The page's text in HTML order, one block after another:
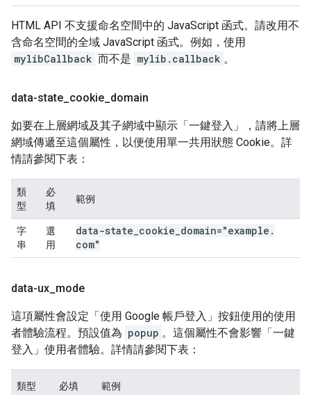
HTML API 不支援命名空間中的 JavaScript 函式。請改用不
含命名空間的全域 JavaScript 函式。例如，使用
mylibCallback 而不是 mylib.callback 。
data-state cookie domain
如要在上層網域及其子網域中顯示「一鍵登入」，請將上層
網域傳遞至這個屬性，以便使用單一共用狀態 Cookie。詳
情請參閱下表：
類
型
必
填
範例
字
串
選
用
data-state cookie domain="example .
com"
data-ux mode
這項屬性會設定「使用 Google 帳戶登入」按鈕使用的使用
者體驗流程。預設值為 popup 。這個屬性不會影響「一鍵
登入」使用者體驗。詳情請參閱下表：
類型 必填 範例